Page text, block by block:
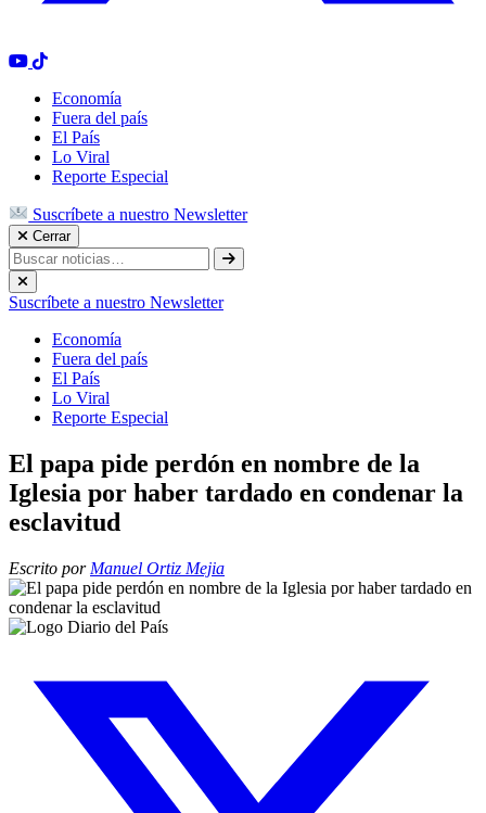
Economía
Fuera del país
El País
Lo Viral
Reporte Especial
Suscríbete a nuestro Newsletter
Cerrar
Suscríbete a nuestro Newsletter
Economía
Fuera del país
El País
Lo Viral
Reporte Especial
El papa pide perdón en nombre de la
Iglesia por haber tardado en condenar la
esclavitud
Escrito por Manuel Ortiz Mejia